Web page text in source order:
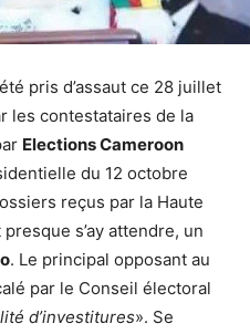
pris d’assaut ce 28 juillet
les contestataires de la
Elections Cameroon
du 12 octobre
reçus par la Haute
s’ay attendre, un
. Le principal opposant au
par le Conseil électoral
d’investitures». Se